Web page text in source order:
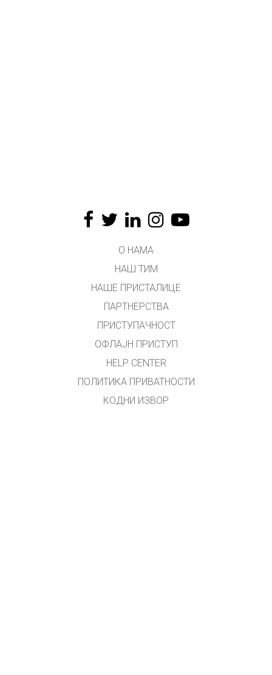
О НАМА
НАШ ТИМ
НАШЕ ПРИСТАЛИЦЕ
ПАРТНЕРСТВА
ПРИСТУПАЧНОСТ
ОФЛАЈН ПРИСТУП
HELP CENTER
ПОЛИТИКА ПРИВАТНОСТИ
КОДНИ ИЗВОР